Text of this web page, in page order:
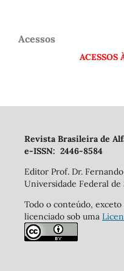
Acessos
ACESSOS
Revista Brasileira de
e-ISSN: 2446-8584
Editor Prof. Dr.
Universidade Federal de
Todo o conteúdo,
licenciado sob uma